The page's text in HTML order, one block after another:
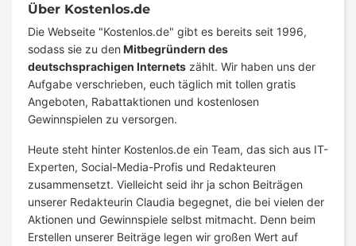
Über Kostenlos.de
Die Webseite "Kostenlos.de" gibt es bereits seit 1996,
sodass sie zu den Mitbegründern des
deutschsprachigen Internets zählt. Wir haben uns der
Aufgabe verschrieben, euch täglich mit tollen gratis
Angeboten, Rabattaktionen und kostenlosen
Gewinnspielen zu versorgen.
Heute steht hinter Kostenlos.de ein Team, das sich aus IT-
Experten, Social-Media-Profis und Redakteuren
zusammensetzt. Vielleicht seid ihr ja schon Beiträgen
unserer Redakteurin Claudia begegnet, die bei vielen der
Aktionen und Gewinnspiele selbst mitmacht. Denn beim
Erstellen unserer Beiträge legen wir großen Wert auf